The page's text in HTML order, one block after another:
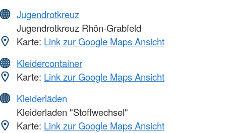
Jugendrotkreuz
Jugendrotkreuz Rhön-Grabfeld
Karte: Link zur Google Maps Ansicht
Kleidercontainer
Karte: Link zur Google Maps Ansicht
Kleiderläden
Kleiderladen "Stoffwechsel"
Karte: Link zur Google Maps Ansicht